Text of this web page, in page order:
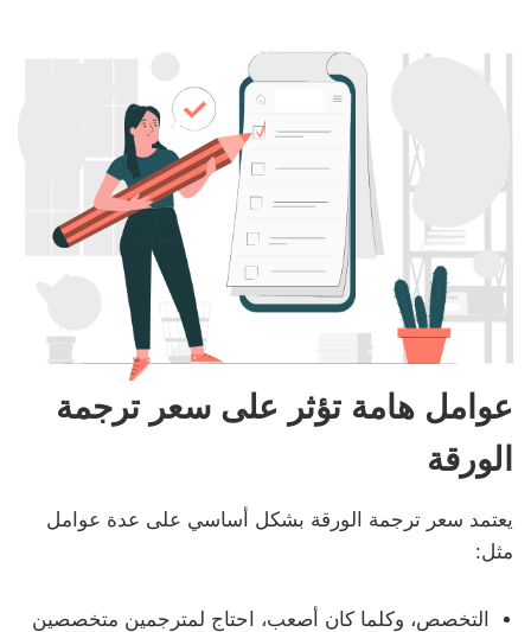
عوامل هامة تؤثر على سعر ترجمة
الورقة
يعتمد سعر ترجمة الورقة بشكل أساسي على عدة عوامل
مثل:
التخصص، وكلما كان أصعب، احتاج لمترجمين متخصصين